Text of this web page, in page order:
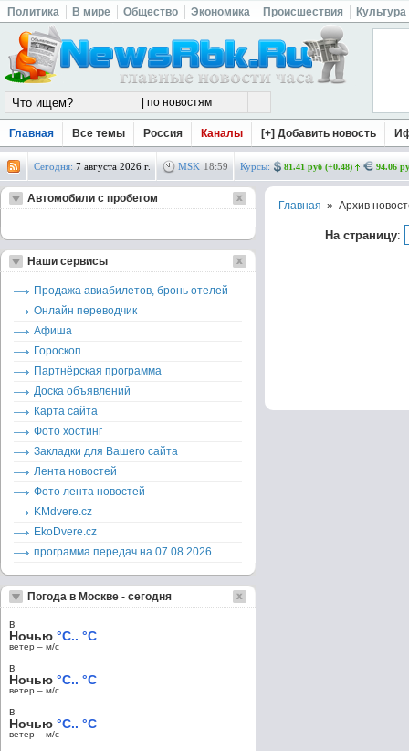
Политика В мире Общество Экономика Происшествия Культура
Главная Все темы Россия Каналы [+] Добавить новость
Сегодня: 7 августа 2026 г. MSK 18:59 Курсы: 81.41 руб (+0.48) 94.06
Главная » Архив
На страницу:
Автомобили с пробегом
Наши сервисы
Продажа авиабилетов, бронь отелей
Онлайн переводчик
Афиша
Гороскоп
Партнёрская программа
Доска объявлений
Карта сайта
Фото хостинг
Закладки для Вашего сайта
Лента новостей
Фото лента новостей
KMdvere.cz
EkoDvere.cz
программа передач на 07.08.2026
Погода в Москве - сегодня
в
Ночью °C.. °C
ветер – м/c
в
Ночью °C.. °C
ветер – м/c
в
Ночью °C.. °C
ветер – м/c